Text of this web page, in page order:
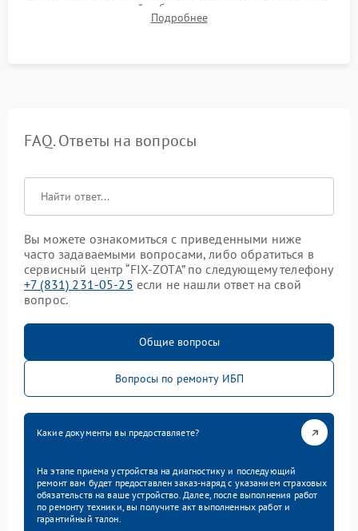
времени автономной работы, температурного режима и
корректности формы выходного сигнала.
Подробнее
FAQ. Ответы на вопросы
Вы можете ознакомиться с приведенными ниже
часто задаваемыми вопросами, либо обратиться в
сервисный центр “FIX-ZOTA” по следующему телефону
+7 (831) 231-05-25 если не нашли ответ на свой
вопрос.
Общие вопросы
Вопросы по ремонту ИБП
Какие документы вы предоставляете?
На этапе приема устройства на диагностику и последующий
ремонт вам будет предоставлен заказ-наряд с указанием страховых
обязательств на ваше устройство. Далее, после выполнения работ
по ремонту техники, вы получите акт выполненных работ и
гарантийный талон.